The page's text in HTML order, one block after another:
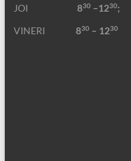
JOI 830–1230;
VINERI 830– 1230